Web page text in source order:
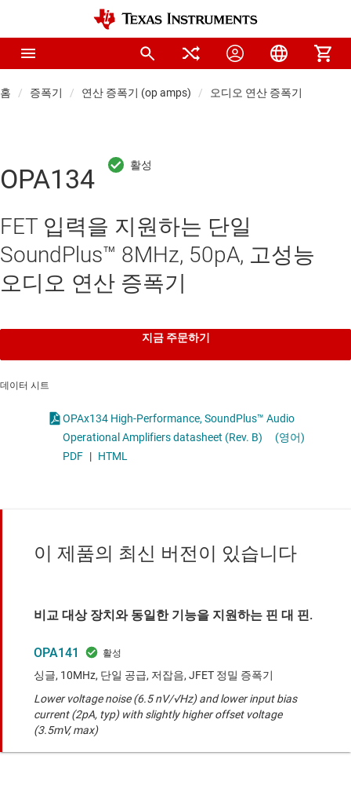
홈 증폭기 연산 증폭기 (op amps) 오디오 연산 증폭기
OPA134
FET 입력을 지원하는 단일
SoundPlus™ 8MHz, 50pA, 고성능
오디오 연산 증폭기
지금 주문하기
데이터 시트
OPAx134 High-Performance, SoundPlus™ Audio
Operational Amplifiers datasheet (Rev. B)
(영어)
PDF | HTML
이 제품의 최신 버전이 있습니다
비교 대상 장치와 동일한 기능을 지원하는 핀 대 핀.
OPA141
싱글, 10MHz, 단일 공급, 저잡음, JFET 정밀 증폭기
Lower voltage noise (6.5 nV/√Hz) and lower input bias
current (2pA, typ) with slightly higher offset voltage
(3.5mV, max)